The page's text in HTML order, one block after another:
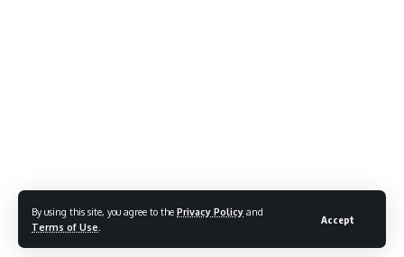
By using this site, you agree to the Privacy Policy and
Terms of Use
Accept